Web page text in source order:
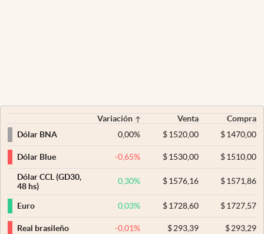
Variación Venta
Compra
Dólar BNA
0,00% $ 1520,00 $1470,00
Dólar Blue -0,65% $ 1530,00 $1510,00
Dólar CCL (GD30,
48 hs)
0,30% $ 1576,16 $1571,86
Euro 0,03% $ 1728,60 $1727,57
Real brasileño -0,01% $ 293,39 $293,29